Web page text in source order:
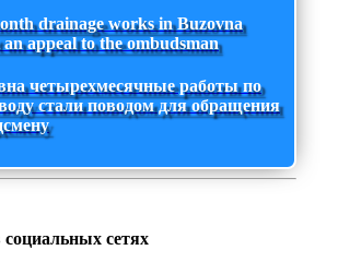
drainage works in Buzovna
appeal to the ombudsman
четырехмесячные работы по
стали поводом для обращения
сетях